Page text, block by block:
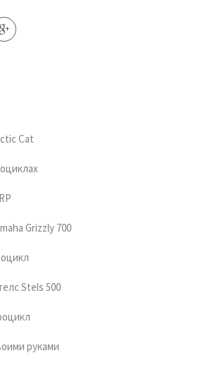
Cat
Grizzly 700
Stels 500
руками